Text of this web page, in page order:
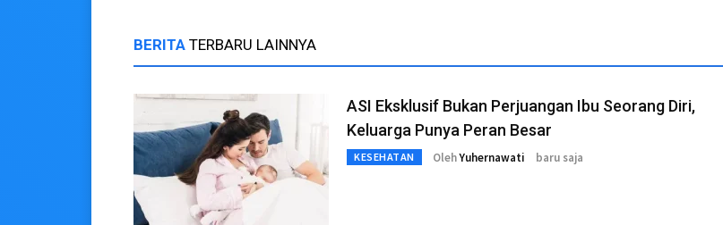
BERITA TERBARU LAINNYA
ASI Eksklusif Bukan Perjuangan Ibu Seorang Diri,
Keluarga Punya Peran Besar
KESEHATAN OlehYuhernawati baru saja